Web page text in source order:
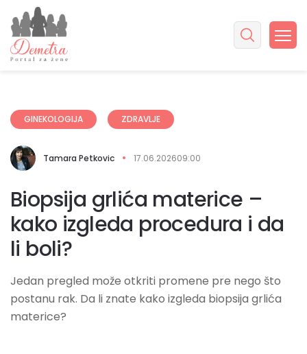
GINEKOLOGIJA ZDRAVLJE
Tamara Petkovic 17.06.202609:00
Biopsija grlića materice –
kako izgleda procedura i da
li boli?
Jedan pregled može otkriti promene pre nego što
postanu rak. Da li znate kako izgleda biopsija grlića
materice?